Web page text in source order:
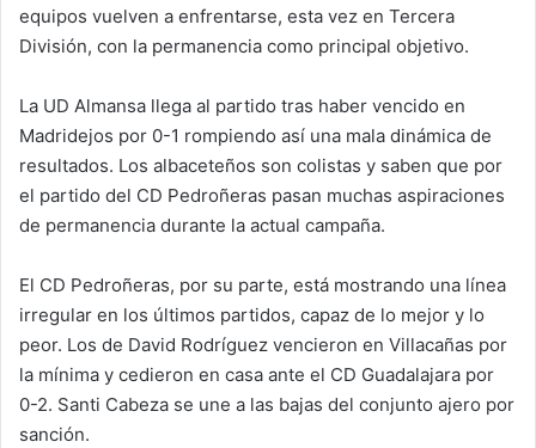
equipos vuelven a enfrentarse, esta vez en Tercera
División, con la permanencia como principal objetivo.
La UD Almansa llega al partido tras haber vencido en
Madridejos por 0-1 rompiendo así una mala dinámica de
resultados. Los albaceteños son colistas y saben que por
el partido del CD Pedroñeras pasan muchas aspiraciones
de permanencia durante la actual campaña.
El CD Pedroñeras, por su parte, está mostrando una línea
irregular en los últimos partidos, capaz de lo mejor y lo
peor. Los de David Rodríguez vencieron en Villacañas por
la mínima y cedieron en casa ante el CD Guadalajara por
0-2. Santi Cabeza se une a las bajas del conjunto ajero por
sanción.